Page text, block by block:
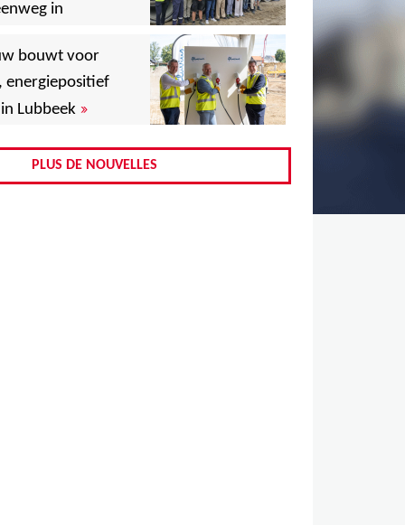
,
,
in
,
,
bouwt voor
energiepositief
Lubbeek »
PLUS DE NOUVELLES